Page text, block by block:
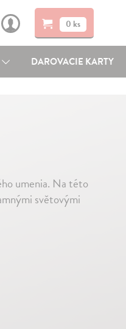
0 ks
DAROVACIE KARTY
umenia. Na této
světovými